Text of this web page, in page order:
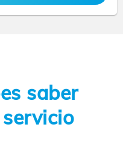
saber